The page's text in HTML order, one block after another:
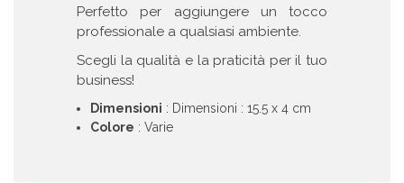
Perfetto per aggiungere un tocco
professionale a qualsiasi ambiente.
Scegli la qualità e la praticità per il tuo
business!
Dimensioni : Dimensioni : 15.5 x 4 cm
Colore : Varie